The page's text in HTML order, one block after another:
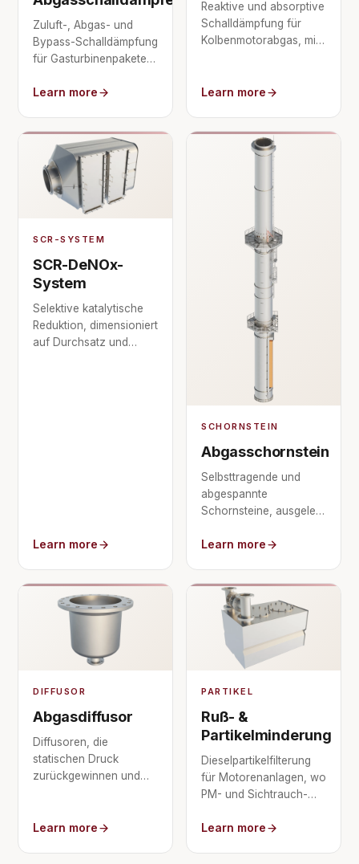
Zuluft-, Abgas- und
Bypass-Schalldämpfung
für Gasturbinenpakete,
Maschine und den
Learn more
Reaktive und absorptive
Schalldämpfung für
Kolbenmotorabgas, mit
Learn more
SCR-SYSTEM
SCR-DeNOx-
System
Selektive katalytische
Reduktion, dimensioniert
auf Durchsatz und
Learn more
SCHORNSTEIN
Abgasschornstein
Selbsttragende und
abgespannte
Schornsteine, ausgelegt
Abgasfahnenaufstieg,
Erdbebenlasten des
Standorts.
Learn more
DIFFUSOR
Abgasdiffusor
Diffusoren, die
statischen Druck
zurückgewinnen und
am Schornsteinaustritt
Learn more
PARTIKEL
Ruß- &
Partikelminderung
Dieselpartikelfilterung
für Motorenanlagen, wo
PM- und Sichtrauch-
Learn more